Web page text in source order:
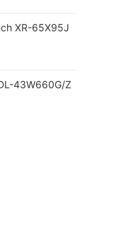
XR-65X95J
43W660G/Z